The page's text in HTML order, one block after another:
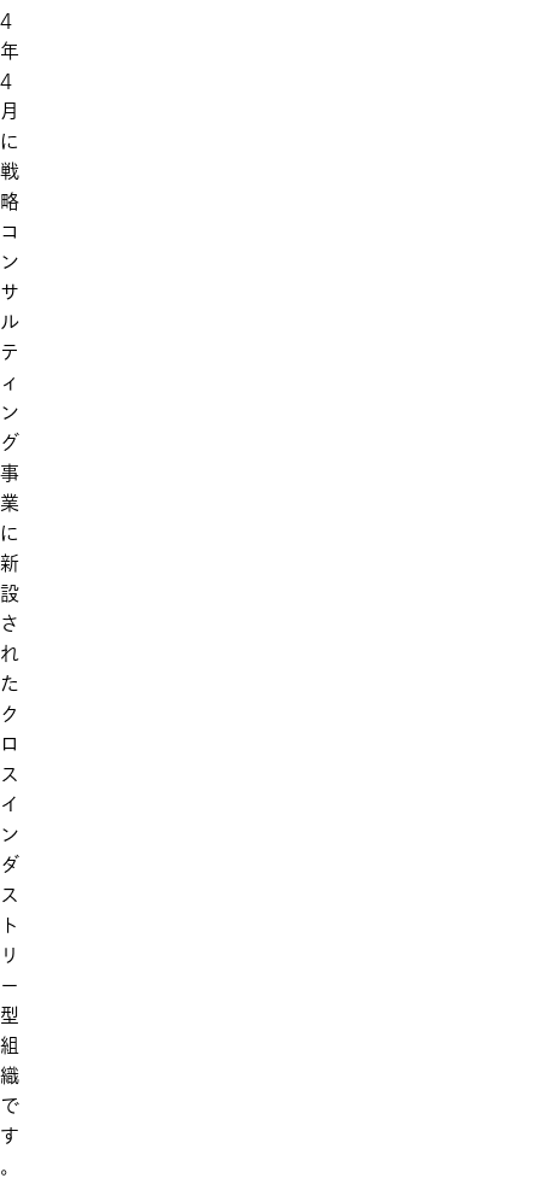
4
年
4
月
に
戦
略
コ
ン
サ
ル
テ
ィ
ン
グ
事
業
に
新
設
さ
れ
た
ク
ロ
ス
イ
ン
ダ
ス
ト
リ
ー
型
組
織
で
す
。